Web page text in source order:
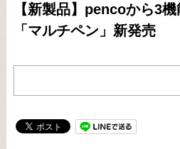
【新製品】pencoから3
「マルチペン」新発売